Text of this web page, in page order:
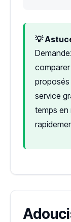
💡
proposés
service
temps en